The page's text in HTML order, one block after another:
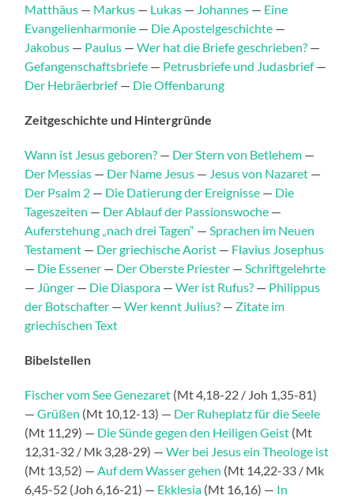
Matthäus — Markus — Lukas — Johannes — Eine
Evangelienharmonie — Die Apostelgeschichte —
Jakobus — Paulus —Wer hat die Briefe geschrieben? —
Gefangenschaftsbriefe — Petrusbriefe und Judasbrief—
Der Hebräerbrief— Die Offenbarung
Zeitgeschichte und Hintergründe
Wann ist Jesus geboren? — Der Stern von Betlehem —
Der Messias — Der Name Jesus — Jesus von Nazaret —
Der Psalm 2 — Die Datierung der Ereignisse — Die
Tageszeiten — Der Ablauf der Passionswoche —
Auferstehung „nach drei Tagen“ — Sprachen im Neuen
Testament — Der griechische Aorist — Flavius Josephus
— Die Essener — Der Oberste Priester — Schriftgelehrte
— Jünger — Die Diaspora —Wer ist Rufus? — Philippus
der Botschafter —Wer kennt Julius? — Zitate im
griechischen Text
Bibelstellen
Fischer vom See Genezaret (Mt 4,18-22 / Joh 1,35-81)
—Grüßen (Mt 10,12-13) — Der Ruheplatz für die Seele
(Mt 11,29) — Die Sünde gegen den Heiligen Geist (Mt
12,31-32 / Mk 3,28-29) —Wer bei Jesus ein Theologe ist
(Mt 13,52) — Auf dem Wasser gehen (Mt 14,22-33 / Mk
6,45-52 (Joh 6,16-21) — Ekklesia (Mt 16,16) — In